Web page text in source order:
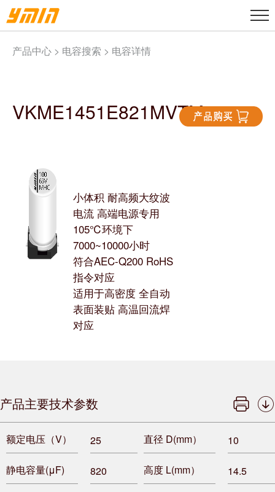
产品中心 > 电容搜索 > 电容详情
VKME1451E821MVTM
小体积 耐高频大纹波
电流 高端电源专用
105℃环境下
7000~10000小时
符合AEC-Q200 RoHS
指令对应
适用于高密度 全自动
表面装贴 高温回流焊
对应
产品主要技术参数
额定电压（V） 25 直径 D(mm） 10
静电容量(μF) 820 高度 L(mm） 14.5